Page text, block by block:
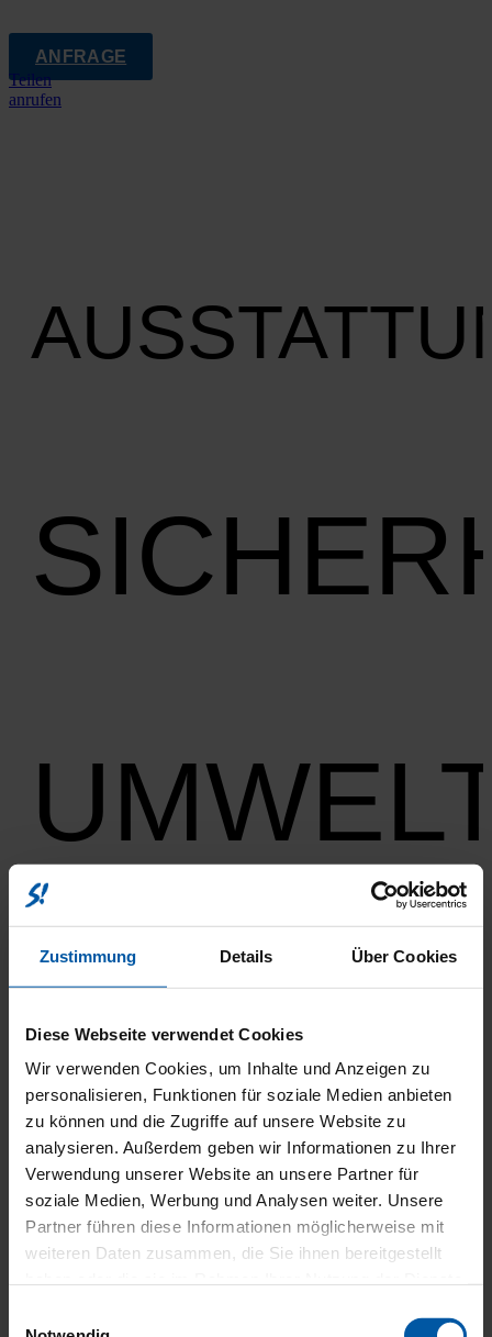
Zustimmung Details Über Cookies
Diese Webseite verwendet Cookies
Wir verwenden Cookies, um Inhalte und Anzeigen zu
personalisieren, Funktionen für soziale Medien anbieten
zu können und die Zugriffe auf unsere Website zu
analysieren. Außerdem geben wir Informationen zu Ihrer
Verwendung unserer Website an unsere Partner für
soziale Medien, Werbung und Analysen weiter. Unsere
Partner führen diese Informationen möglicherweise mit
weiteren Daten zusammen, die Sie ihnen bereitgestellt
ANFRAGE
Teilen
anrufen
UND